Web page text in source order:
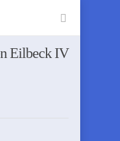
Eilbeck IV